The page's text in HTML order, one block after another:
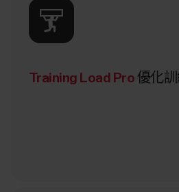
Training Load Pro 優化